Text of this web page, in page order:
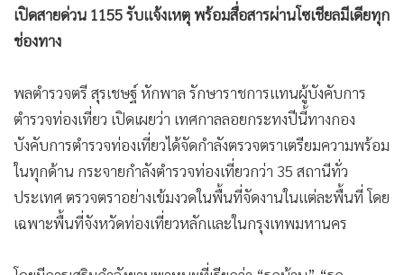
• ชุมชน-คุณภาพชีวิต
• อาชญากรรม
• เกม
• วิทยาศาสตร์
• SMEs
• หุ้น
• อินโดจีน
• กองทุนรวม
•
เปิดสายด่วน 1155 รับแจ้งเหตุ พร้อมสื่อสารผ่านโซเชียลมีเดียทุก
ช่องทาง
พลตำรวจตรี สุรเชษฐ์ หักพาล รักษาราชการแทนผู้บังคับการ
ตำรวจท่องเที่ยว เปิดเผยว่า เทศกาลลอยกระทงปีนี้ทางกอง
บังคับการตำรวจท่องเที่ยวได้จัดกำลังตรวจตราเตรียมความพร้อม
ในทุกด้าน กระจายกำลังตำรวจท่องเที่ยวกว่า 35 สถานีทั่ว
ประเทศ ตรวจตราอย่างเข้มงวดในพื้นที่จัดงานในแต่ละพื้นที่ โดย
เฉพาะพื้นที่จังหวัดท่องเที่ยวหลักและในกรุงเทพมหานคร